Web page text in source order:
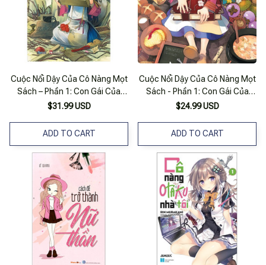
Cuộc Nổi Dậy Của Cô Nàng Mọt
Sách – Phần 1: Con Gái Của
Người Lính II – Tặng Kèm
Góc
$31.99 USD
ADD TO CART
Cuộc Nổi Dậy Của Cô Nàng Mọt
Sách - Phần 1: Con Gái Của
Người Lính I
$24.99 USD
ADD TO CART